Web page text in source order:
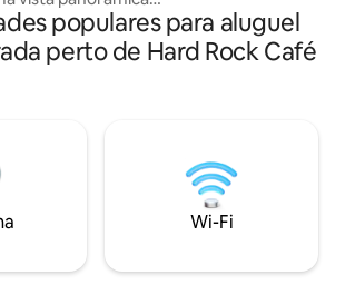
O Apto conta
padrão, com todos
cama Queen além de
todos os hóspedes.
vaga de garagem
alturas! Poucos
Praça Osório e
estará no centro
viver
Aguardamos sua
populares para aluguel
perto de Hard Rock Café
Wi-Fi